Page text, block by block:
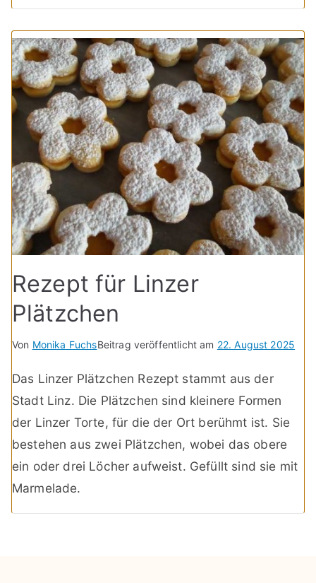
Rezept für Linzer
Plätzchen
Von Monika FuchsBeitrag veröffentlicht am 22. August 2025
Das Linzer Plätzchen Rezept stammt aus der
Stadt Linz. Die Plätzchen sind kleinere Formen
der Linzer Torte, für die der Ort berühmt ist. Sie
bestehen aus zwei Plätzchen, wobei das obere
ein oder drei Löcher aufweist. Gefüllt sind sie mit
Marmelade.